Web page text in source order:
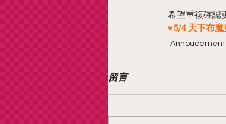
希望重複確認
♥5/4 天下布魔
Annoucement
留言